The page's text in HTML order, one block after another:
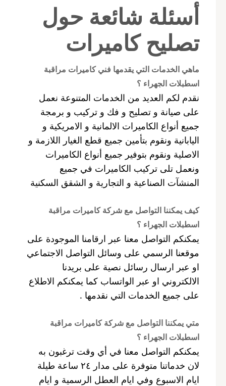
أسئلة شائعة حول
تصليح كاميرات
ماهي الخدمات التي يقدمها فني كاميرات مراقبة
اسطبلات الجهراء ؟
نقدم لكم العديد من الخدمات المتنوعة نعمل
على صيانة و تصليح و فك و تركيب و برمجة
جميع أنواع الكاميرات الالمانية و الامريكية و
اليابانية ونقوم بتأمين جميع قطع الغيار اللازمة و
الاصلية ونقوم بتوفير جميع أنواع الكاميرات
ونعمل تلى تركيب الكاميرات في جميع
المنشآت الصناعية و التجارية و الشقق السكنية
كيف يمكننا التواصل مع شركة كاميرات مراقبة
اسطبلات الجهراء ؟
يمكنكم التواصل معنا عبر ارقامنا الموجودة على
موقعنا الرسمي على وسائل التواصل الاجتماعي
او عبر ارسال رسائل نصية على بريدنا
الالكتروني او عبر الواتساب كما يمكنكم الاطلاع
على جميع الخدمات التي نقدمها .
متي يمكننا التواصل مع شركة كاميرات مراقبة
اسطبلات الجهراء ؟
يمكنكم التواصل معنا في أي وقت ترغبون به
لان خدماتنا متوفرة على مدار ٢٤ ساعة طيلة
ايام الاسبوع وفي ايام العطل الرسمية و ايام